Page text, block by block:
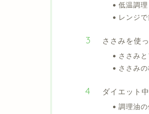
低温調理
レンジ
ささみを使
ささみ
ささみ
ダイエット
調理油